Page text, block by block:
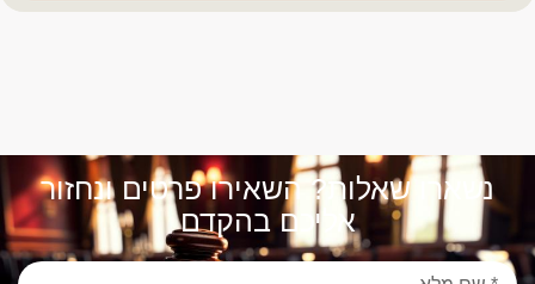
נשארו שאלות? השאירו פרטים ונחזור
אליכם בהקדם